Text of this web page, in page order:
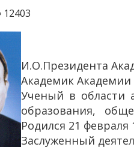
12403
И.О.Президента
Академик Академии
Ученый в области
образования,
Родился 21 февраля
Заслуженный